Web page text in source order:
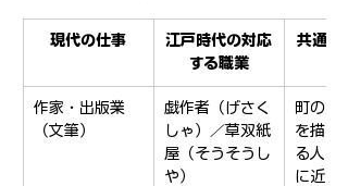
現代の仕事
江戸時代の対応
する職業
共通す
作家・出版業
（文筆）
戯作者（げさく
しゃ）／草双紙
屋（そうそうし
や）
町の風
を描い
る人。
に近い